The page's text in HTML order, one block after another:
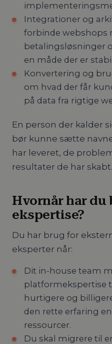
Integrationer og
forbinde webshops
betalingsløsninger
en måde der er
Konvertering og
om hvad der får
på data fra rigtige
En person der kalder
bør kunne sætte
har leveret, de
resultater de har skabt.
Hvornår har du
ekspertise?
Du har brug for
eksperter når:
Dit in-house team
platformekspertise
hurtigere og
den rette erfaring
ressourcer.
Du skal migrere til